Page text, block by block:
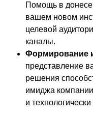
Помощь в
вашем новом
целевой
каналы.
Формирование
представление
решения
имиджа
и